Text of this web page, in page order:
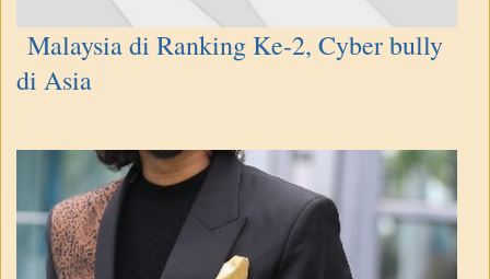
Malaysia di Ranking Ke-2, Cyber bully
di Asia